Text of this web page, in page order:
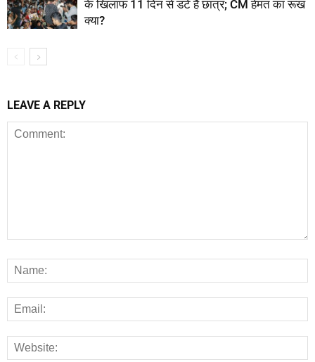
के खिलाफ 11 दिन से डटे हैं छात्र; CM हेमंत का रूख
क्या?
LEAVE A REPLY